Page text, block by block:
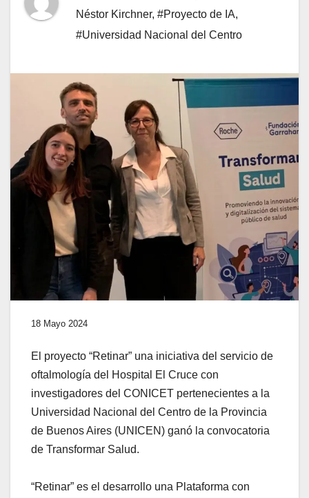
Néstor Kirchner, #Proyecto de IA,
#Universidad Nacional del Centro
18 Mayo 2024
El proyecto “Retinar” una iniciativa del servicio de
oftalmología del Hospital El Cruce con
investigadores del CONICET pertenecientes a la
Universidad Nacional del Centro de la Provincia
de Buenos Aires (UNICEN) ganó la convocatoria
de Transformar Salud.
“Retinar” es el desarrollo una Plataforma con